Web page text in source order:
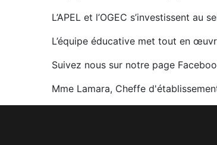
L’APEL et l’OGEC s’investissent
L’équipe éducative met tout en
Suivez nous sur notre page
Mme Lamara, Cheffe